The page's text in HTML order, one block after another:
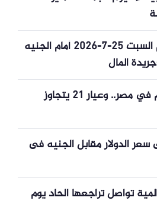
سعر الدولار اليوم السبت 25-7-2026 أمام الجنيه
المال
سعر الذهب اليوم في مصر.. وعيار 21 يتجاوز
الدولار مقابل الجنيه فى
تواصل تراجعها الحاد يوم